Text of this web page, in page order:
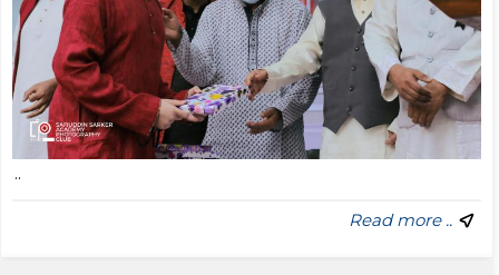
..
Read more ..